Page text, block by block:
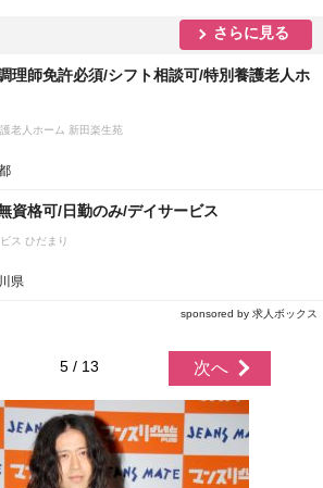
さらに見る
理師免許必須/シフト相談可/特別養護老人ホ
老人ホーム 新田楽生苑
資格可/日勤のみ/デイサービス
ス ひだまり
県
sponsored by 求人ボックス
5 / 13 次へ